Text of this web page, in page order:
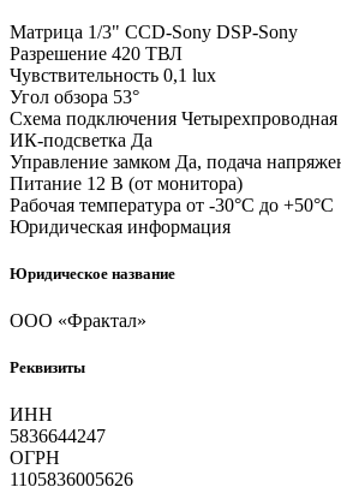
Матрица 1/3" CCD-Sony DSP-Sony
Разрешение 420 ТВЛ
Чувствительность 0,1 lux
Угол обзора 53°
Схема подключения Четырехпроводная
ИК-подсветка Да
Управление замком Да, подача
Питание 12 В (от монитора)
Рабочая температура от -30°С до +50°С
Юридическая информация
Юридическое название
ООО «Фрактал»
Реквизиты
ИНН
5836644247
ОГРН
1105836005626